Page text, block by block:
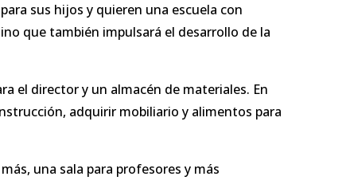
sus hijos y quieren una escuela con
que también impulsará el desarrollo de la
el director y un almacén de materiales. En
adquirir mobiliario y alimentos para
una sala para profesores y más